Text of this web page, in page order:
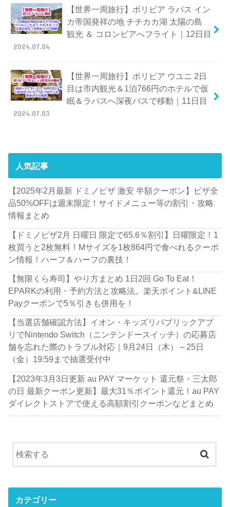
【世界一周旅行】ボリビア ラパス イン
カ帝国発祥の地 チチカカ湖 太陽の島
観光 ＆ コロンビアへフライト｜12日目
2024.07.04
【世界一周旅行】ボリビア ウユニ 2日
目は市内観光＆1泊766円のホテルで仮
眠＆ラパスへ深夜バスで移動｜11日目
2024.07.03
人気記事
【2025年2月最新 ドミノピザ 激安 半額クーポン】ピザ全
品50%OFFは週末限定！サイドメニュー等の割引・攻略
情報まとめ
【ドミノピザ2月 日曜日 限定で65.6％割引】日曜限定！1
枚買うと2枚無料！Mサイズを1枚864円で食べれるクーポ
ン情報！ハーフ＆ハーフの裏技！
【無限くら寿司】やり方まとめ 1日2回 Go To Eat！
EPARKの利用・予約方法と攻略法。楽天ポイント&LINE
Payクーポンで5％引きも併用を！
【当選店舗確認方法】イオン・キッズリパブリックアプ
リでNintendo Switch（ニンテンドースイッチ）の応募店
舗を忘れた際のトラブル対応｜9月24日（木）～25日
（金）19:59まで抽選受付中
【2023年3月3日更新 au PAY マーケット 還元祭・三太郎
の日 最新クーポン更新】最大31％ポイント還元！au PAY
ダイレクトストアで使える高額割引クーポンなどまとめ
カテゴリー